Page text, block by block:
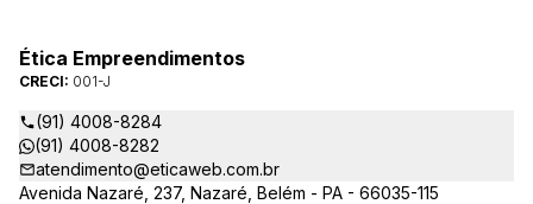
sempre prontos para responder-lhe todas as suas dúvidas
sobre casas, apartamentos, terrenos, salas comerciais e
outros produtos imobiliários.
Ética Empreendimentos
CRECI: 001-J
(91) 4008-8284
(91) 4008-8282
atendimento@eticaweb.com.br
Avenida Nazaré, 237, Nazaré, Belém - PA - 66035-115